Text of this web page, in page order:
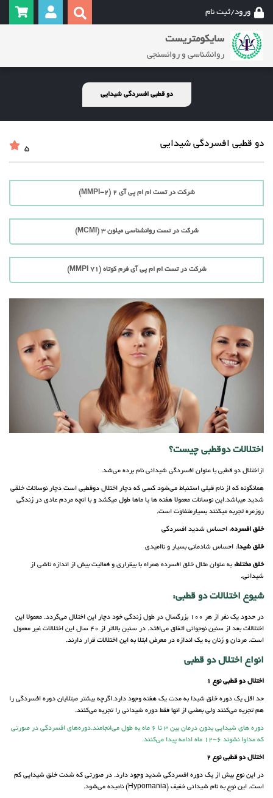
ورود/ثبت نام
سایکومتریست
روانشناسی و روانسنجی
دو قطبی افسردگی شیدایی
دو قطبی افسردگی شیدایی 5
شرکت در تست ام ام پی آی 2 (MMPI-2)
شرکت در تست روانشناسی میلون 3 (MCMI)
شرکت در تست ام ام پی آی فرم کوتاه (71 MMPI)
اختلالات دوقطبی چیست؟
ازاختلال دو قطبی با عنوان افسردگی شیدائی نام برده می‌شد.
همانگونه که از نام قبلی استنباط می‌شود کسی که دچار اختلال دوقطبی است دچار نوسانات خلقی
شدید میباشد.این نوسانات معمولا هفته ها یا ماها طول میکشد و با انچه مردم عادی در زندگی
روزمره تجربه میکنند بسیارمتفاوت است.
خلق افسرده: احساس شدید افسردگی
خلق شیدا: احساس شادمانی بسیار و ناامیدی
خلق مختلط: به عنوان مثال خلق افسرده همراه با بیقراری و فعالیت بیش از اندازه ناشی از
شیدائی.
شیوع اختلالات دو قطبی:
در حدود یک نفر از هر 100 بزرگسال در طول زندگی خود دچار این اختلال می‌گردد. معمولا این
اختلالات بعد از سنین نوجوانی اتفاق می‌افتد. در سنین بالاتر از 40 سال این اختلالات غیر معمول
است. مردان و زنان به یک اندازه در معرض ابتلا به این اختلالات قرار دارند.
انواع اختلال دو قطبی
اختلال دو قطبی نوع 1
حد اقل یک دوره خلق شیدا به مدت یک هفته وجود دارد.اگرچه بیشتر مبتلایان دوره افسردگی را
هم تجربه می‌کنند ولی بعضی از انها فقط دوره شیدائی را تجربه می‌کنند.
دوره های شیدایی بدون درمان بین 3 تا 6 ماه به طول می‌انجامند.دوره‌های افسردگی در صورتی
که مداوا نشوند 6-12 ماه ادامه پیدا می‌کنند.
اختلال دو قطبی نوع 2
در این نوع بیش از یک دوره افسردگی شدید وجود دارد. در صورتی که شدت خلق شیدایی کم
است. این نوع به نام شیدائی خفیف (Hypomania) نامیده می‌شود.